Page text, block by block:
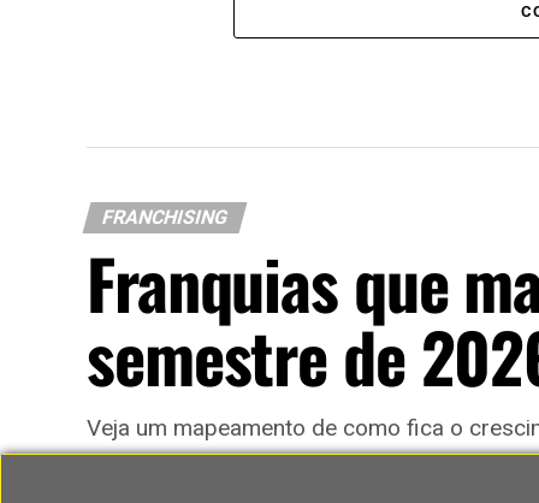
FRANCHISING
Franquias que
semestre de
Veja um mapeamento de como fica o
expandiram nos primeiros meses de 2026